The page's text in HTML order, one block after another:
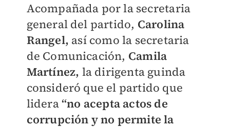
Acompañada por la secretaria
general del partido, Carolina
Rangel, así como la secretaria
de Comunicación, Camila
Martínez, la dirigenta guinda
consideró que el partido que
lidera“no acepta actos de
corrupción y no permite la